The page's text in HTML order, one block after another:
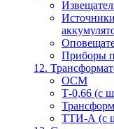
Приборы
12.
ОСМ
Т-0,66 (с
ТТИ-А (с